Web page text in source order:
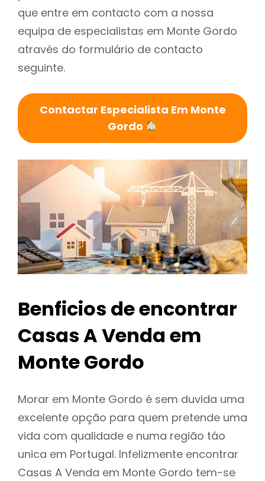
que entre em contacto com a nossa
equipa de especialistas em Monte Gordo
através do formulário de contacto
seguinte.
Contactar Especialista Em Monte
Gordo
Benficios de encontrar
Casas A Venda em
Monte Gordo
Morar em Monte Gordo é sem duvida uma
excelente opção para quem pretende uma
vida com qualidade e numa região táo
unica em Portugal. Infelizmente encontrar
Casas A Venda em Monte Gordo tem-se